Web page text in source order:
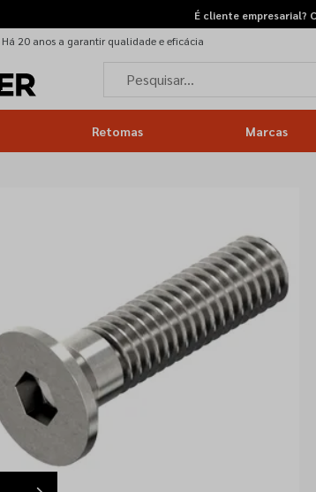
É cliente empresarial?
Há 20 anos a garantir qualidade e eficácia
Retomas Marcas